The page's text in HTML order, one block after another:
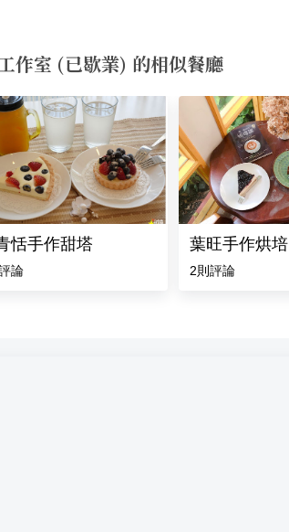
室 (已歇業) 的相似餐廳
恬手作甜塔
論
葉旺手作烘培
2則評論